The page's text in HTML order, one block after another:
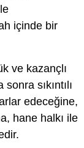
içinde bir
ve kazançlı
sıkıntılı
edeceğine,
hane halkı ile